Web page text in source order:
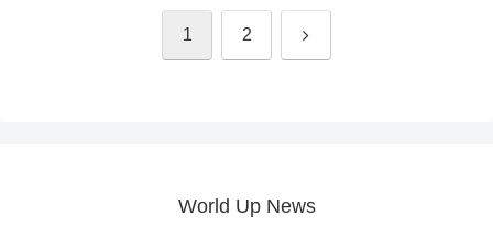
1 2 次
World Up News